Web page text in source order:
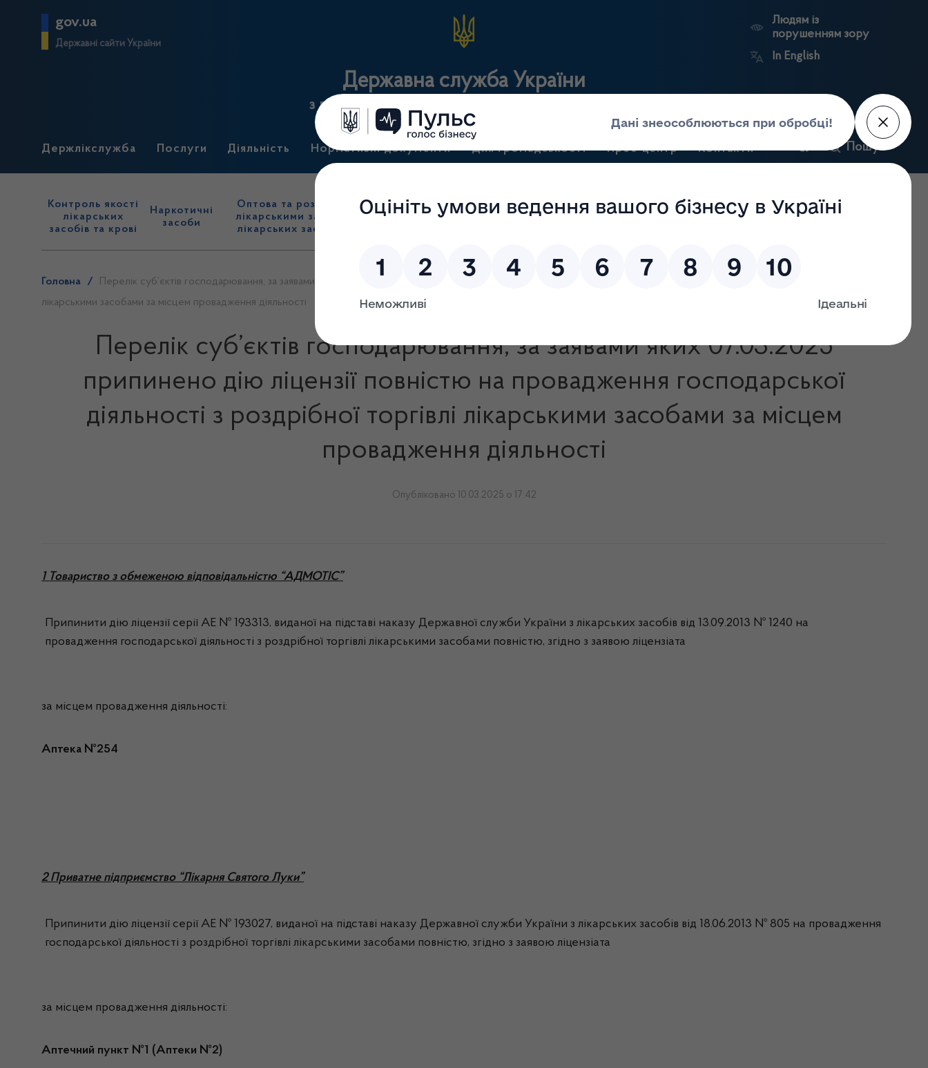
gov.ua
Державні сайти України
Державна служба України
з лікарських засобів та контролю за наркотиками
Людям із
порушенням зору
In English
Держлікслужба Послуги Діяльність Нормативні документи Для громадськості Прес-центр Контакти Пошук
Контроль якості
лікарських
засобів та крові
Наркотичні
засоби
Оптова та роздрібна торгівля
лікарськими засобами, імпорт
лікарських засобів (крім АФІ)
Державний
нагляд
виробництва лікарських
Ринковий
Державні
Антикорупційний
портал
Головна /
Перелік суб’єктів господарювання, за заявами яких 07.03.2025 припинено дію ліцензії повністю на провадження господарської діяльності з роздрібної торгівлі
лікарськими засобами за місцем провадження діяльності
Перелік суб’єктів господарювання, за заявами яких 07.03.2025
припинено дію ліцензії повністю на провадження господарської
діяльності з роздрібної торгівлі лікарськими засобами за місцем
провадження діяльності
Опубліковано 10.03.2025 о 17:42
1 Товариство з обмеженою відповідальністю “АДМОТІС”
Припинити дію ліцензії серії АЕ № 193313, виданої на підставі наказу Державної служби України з лікарських засобів від 13.09.2013 № 1240 на
провадження господарської діяльності з роздрібної торгівлі лікарськими засобами повністю, згідно з заявою ліцензіата
за місцем провадження діяльності:
Аптека №254
2 Приватне підприємство “Лікарня Святого Луки”
Припинити дію ліцензії серії АЕ № 193027, виданої на підставі наказу Державної служби України з лікарських засобів від 18.06.2013 № 805 на провадження
господарської діяльності з роздрібної торгівлі лікарськими засобами повністю, згідно з заявою ліцензіата
за місцем провадження діяльності:
Аптечний пункт №1 (Аптеки №2)